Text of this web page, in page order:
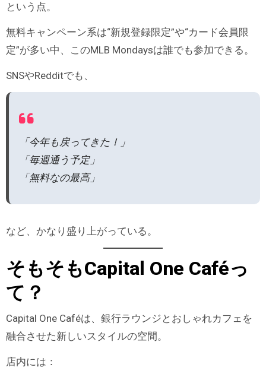
という点。
無料キャンペーン系は“新規登録限定”や“カード会員限
定”が多い中、このMLB Mondaysは誰でも参加できる。
SNSやRedditでも、
「今年も戻ってきた！」
「毎週通う予定」
「無料なの最高」
など、かなり盛り上がっている。
そもそもCapital One Caféっ
て？
Capital One Caféは、銀行ラウンジとおしゃれカフェを
融合させた新しいスタイルの空間。
店内には：